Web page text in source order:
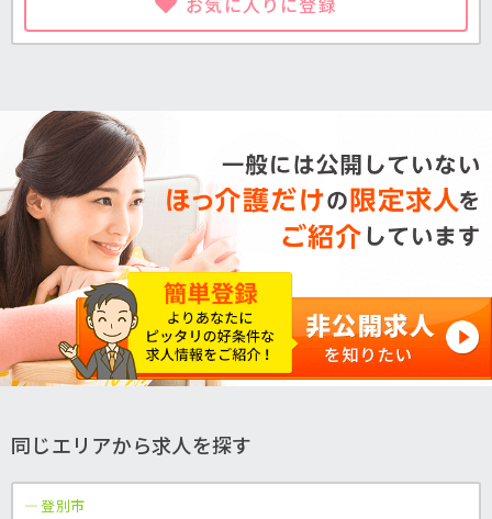
同じエリアから求人を探す
登別市